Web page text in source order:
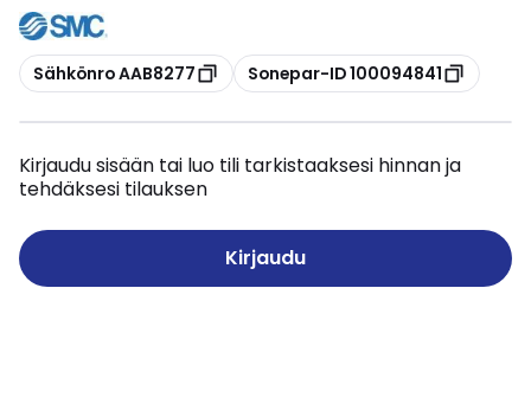
Kopioi
Sähkönro AAB8277 Kopioi
Sonepar-ID 100094841
Kirjaudu sisään tai luo tili tarkistaaksesi hinnan ja
tehdäksesi tilauksen
Kirjaudu